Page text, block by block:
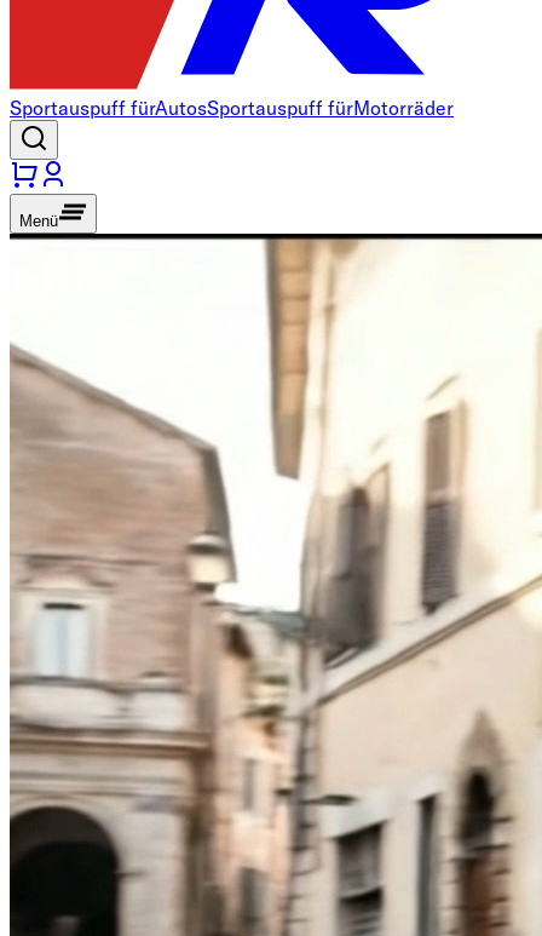
Sportauspuff fürAutosSportauspuff fürMotorräder
Menü